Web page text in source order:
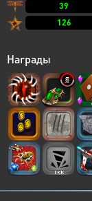
39
126
Награды